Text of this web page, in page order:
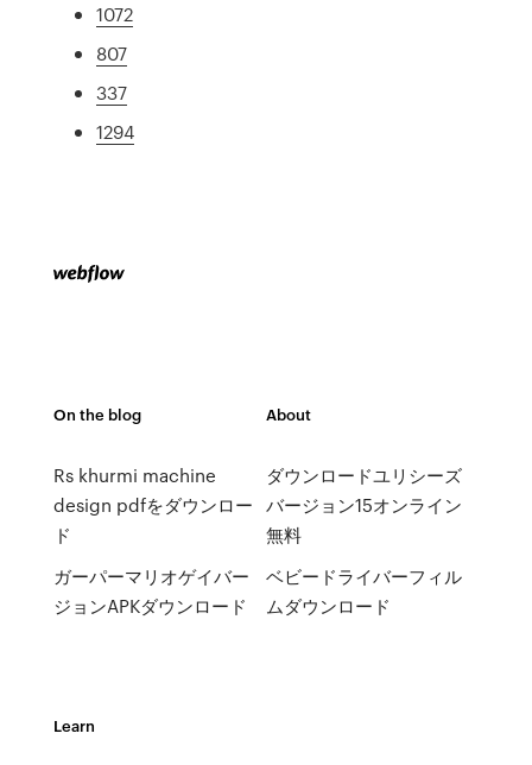
1072
807
337
1294
On the blog
Rs khurmi machine
design pdfをダウンロー
ド
ガーパーマリオゲイバ​​ー
ジョンAPKダウンロード
About
ダウンロードユリシーズ
バージョン15オンライン
無料
ベビードライバーフィル
ムダウンロード
Learn